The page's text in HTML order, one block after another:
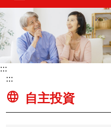
:::
:::
自主投資